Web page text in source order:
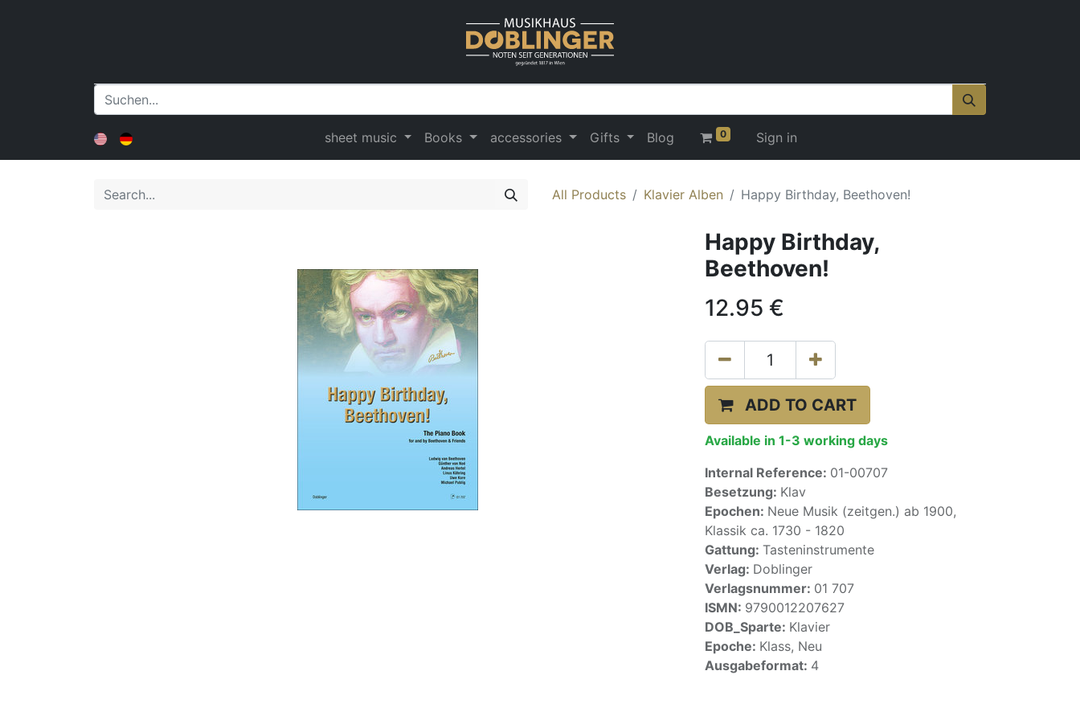
sheet music Books accessories Gifts Blog 0 Sign in
All Products Klavier Alben Happy Birthday, Beethoven!
Happy Birthday,
Beethoven!
12.95 €
ADD TO CART
Available in 1-3 working days
Internal Reference: 01-00707
Besetzung: Klav
Epochen: Neue Musik (zeitgen.) ab 1900,
Klassik ca. 1730 - 1820
Gattung: Tasteninstrumente
Verlag: Doblinger
Verlagsnummer: 01 707
ISMN: 9790012207627
DOB_Sparte: Klavier
Epoche: Klass, Neu
Ausgabeformat: 4